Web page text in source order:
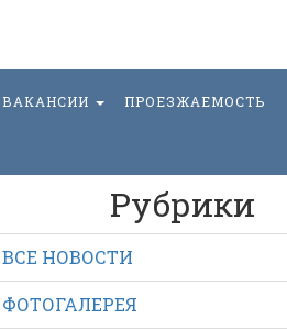
ВАКАНСИИ ПРОЕЗЖАЕМОСТЬ
Рубрики
ВСЕ НОВОСТИ
ФОТОГАЛЕРЕЯ